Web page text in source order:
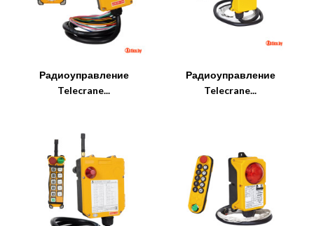
Радиоуправление
Telecrane...
Радиоуправление
Telecrane...